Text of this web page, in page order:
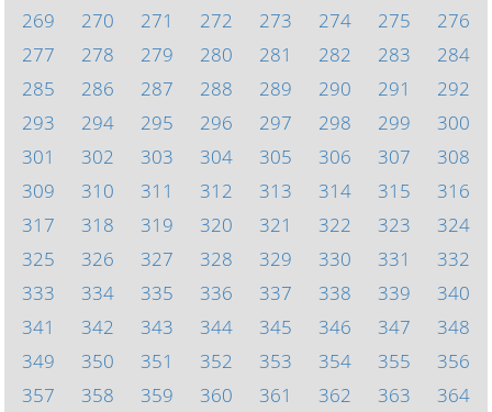
269
270 271 272 273 274 275
276
277
278 279 280 281 282 283
284
285
286 287 288 289 290 291
292
293
294 295 296 297 298 299
300
301
302 303 304 305 306 307
308
309
310 311 312 313 314 315
316
317
318 319 320 321 322 323
324
325
326 327 328 329 330 331
332
333
334 335 336 337 338 339
340
341
342 343 344 345 346 347
348
349
350 351 352 353 354 355
356
357
358 359 360 361 362 363 364